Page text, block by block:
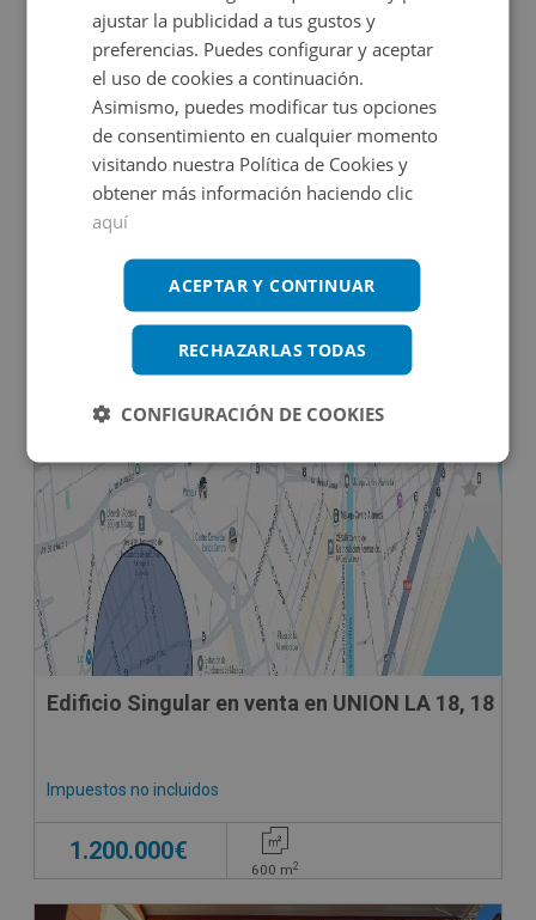
DECO VIRTUAL
Edificio Singular en venta en CL ORIENTE, 9
Impuestos no incluidos
264.000€
437m2 11Hab.
Edificio Singular en venta en UNION LA 18, 18
Impuestos no incluidos
1.200.000€
600 m2
ajustar la publicidad a tus gustos y
preferencias. Puedes configurar y aceptar
el uso de cookies a continuación.
Asimismo, puedes modificar tus opciones
de consentimiento en cualquier momento
visitando nuestra Política de Cookies y
obtener más información haciendo clic
aquí
ACEPTAR Y CONTINUAR
RECHAZARLAS TODAS
CONFIGURACIÓN DE COOKIES